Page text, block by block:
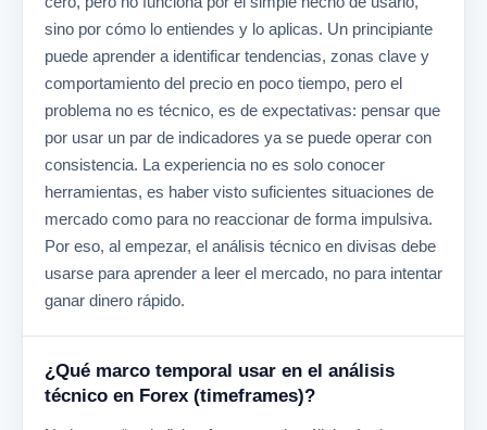
sino por cómo lo entiendes y lo aplicas. Un principiante
puede aprender a identificar tendencias, zonas clave y
comportamiento del precio en poco tiempo, pero el
problema no es técnico, es de expectativas: pensar que
por usar un par de indicadores ya se puede operar con
consistencia. La experiencia no es solo conocer
herramientas, es haber visto suficientes situaciones de
mercado como para no reaccionar de forma impulsiva.
Por eso, al empezar, el análisis técnico en divisas debe
usarse para aprender a leer el mercado, no para intentar
ganar dinero rápido.
¿Qué marco temporal usar en el análisis
técnico en Forex (timeframes)?